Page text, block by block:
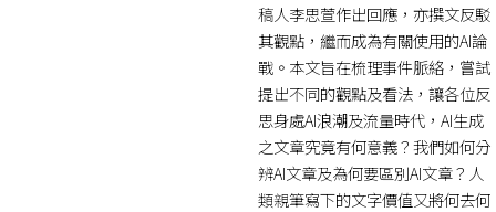
稿人李思萱作出回應，亦撰文反駁
其觀點，繼而成為有關使用的AI論
戰。本文旨在梳理事件脈絡，嘗試
提出不同的觀點及看法，讓各位反
思身處AI浪潮及流量時代，AI生成
之文章究竟有何意義？我們如何分
辨AI文章及為何要區別AI文章？人
類親筆寫下的文字價值又將何去何